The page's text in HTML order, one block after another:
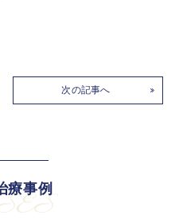
次の記事へ
療事例